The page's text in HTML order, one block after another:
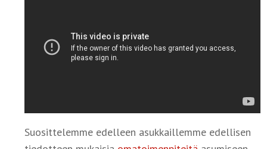
Suosittelemme edelleen asukkaillemme edellisen